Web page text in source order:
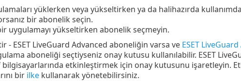
yüklerken veya yükseltirken ya da halihazırda
bir abonelik seçin.
uygulamayı yükseltirken abonelik seçmeyin.
- ESET LiveGuard Advanced aboneliğin varsa ve ESET
aboneliği seçtiyseniz onay kutusu kullanılabilir. ESET
bilgisayarlarında etkinleştirmek için onay kutusunu işaretleyin.
bir ilkekullanarak yönetebilirsiniz.